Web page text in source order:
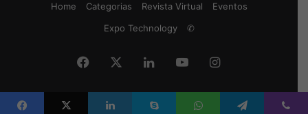
Home
Categorias Revista Virtual
Eventos
Expo Technology
✆
Facebook LinkedInYouTubeInstagram